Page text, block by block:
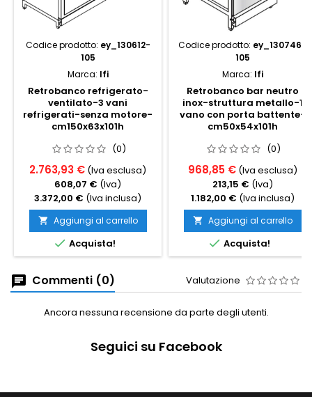
Codice prodotto: ey_130612-
105
Marca: Ifi
Retrobanco refrigerato-
ventilato-3 vani
refrigerati-senza motore-
cm150x63x101h
(0)
2.763,93 € (Iva esclusa)
608,07 € (Iva)
3.372,00 € (Iva inclusa)
 Aggiungi al carrello
 Acquista!
Codice prodotto: ey_130746-
105
Marca: Ifi
Retrobanco bar neutro
inox-struttura metallo-1
vano con porta battente-
cm50x54x101h
(0)
968,85 € (Iva esclusa)
213,15 € (Iva)
1.182,00 € (Iva inclusa)
 Aggiungi al carrello
 Acquista!
Commenti (0) Valutazione
Ancora nessuna recensione da parte degli utenti.
Seguici su Facebook